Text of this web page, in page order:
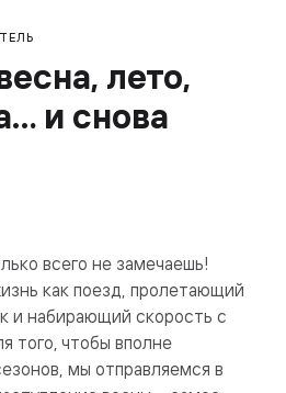
лето,
и снова
всего не замечаешь!
как поезд, пролетающий
и набирающий скорость с
того, чтобы вполне
мы отправляемся в